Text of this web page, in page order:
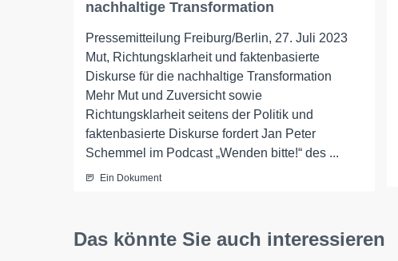
nachhaltige Transformation
Pressemitteilung Freiburg/Berlin, 27. Juli 2023
Mut, Richtungsklarheit und faktenbasierte
Diskurse für die nachhaltige Transformation
Mehr Mut und Zuversicht sowie
Richtungsklarheit seitens der Politik und
faktenbasierte Diskurse fordert Jan Peter
Schemmel im Podcast „Wenden bitte!“ des ...
Ein Dokument
Das könnte Sie auch interessieren